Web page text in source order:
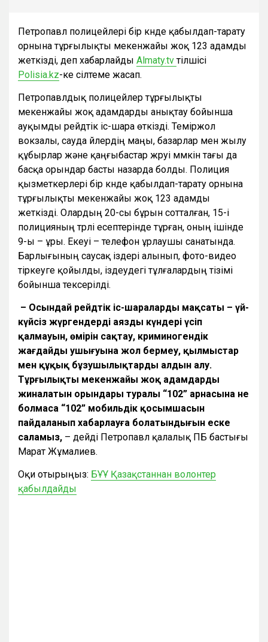
Петропавл полицейлері бір күнде қабылдап-тарату
орнына тұрғылықты мекенжайы жоқ 123 адамды
жеткізді, деп хабарлайды Аlmaty.tvтілшісі
Polisia.kz-ке сілтеме жасап.
Петропавлдық полицейлер тұрғылықты
мекенжайы жоқ адамдарды анықтау бойынша
ауқымды рейдтік іс-шара өткізді. Теміржол
вокзалы, сауда үйлердің маңы, базарлар мен жылу
құбырлар және қаңғыбастар жүруі мүмкін тағы да
басқа орындар басты назарда болды. Полиция
қызметкерлері бір күнде қабылдап-тарату орнына
тұрғылықты мекенжайы жоқ 123 адамды
жеткізді. Олардың 20-сы бұрын сотталған, 15-і
полицияның түрлі есептерінде тұрған, оның ішінде
9-ы – ұры. Екеуі – телефон ұрлаушы санатында.
Барлығының саусақ іздері алынып, фото-видео
тіркеуге қойылды, іздеудегі тұлғалардың тізімі
бойынша тексерілді.
– Осындай рейдтік іс-шаралардың мақсаты – үй-
күйсіз жүргендердің аязды күндері үсіп
қалмауын, өмірін сақтау, криминогендік
жағдайдың ушығуына жол бермеу, қылмыстар
мен құқық бұзушылықтардың алдын алу.
Тұрғылықты мекенжайы жоқ адамдардың
жиналатын орындары туралы “102” арнасына не
болмаса “102” мобильдік қосымшасын
пайдаланып хабарлауға болатындығын еске
саламыз, – дейді Петропавл қалалық ПБ бастығы
Марат Жұмалиев.
Оқи отырыңыз: БҰҰ Қазақстаннан волонтер
қабылдайды